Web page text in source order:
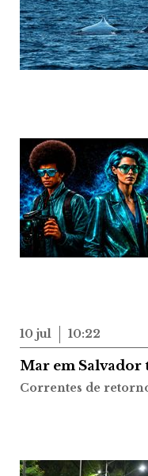
10 jul 10:22
Mar em Salvador
Correntes de